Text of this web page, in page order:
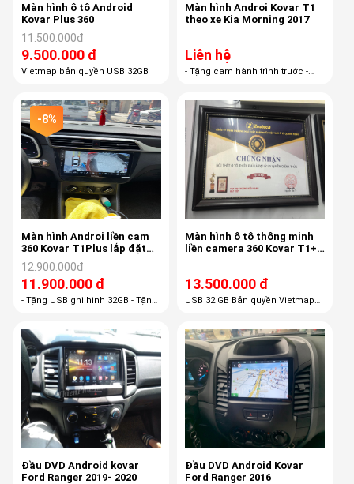
Màn hình ô tô Android
Kovar Plus 360
11.500.000đ
9.500.000 đ
Vietmap bản quyền USB 32GB
Màn hình Androi Kovar T1
theo xe Kia Morning 2017
Liên hệ
- Tặng cam hành trình trước -
-8%
Màn hình Androi liền cam
360 Kovar T1Plus lắp đặt
theo xe MGZS
12.900.000đ
11.900.000 đ
- Tặng USB ghi hình 32GB - Tặng
vị trí xe.
Màn hình ô tô thông minh
liền camera 360 Kovar T1+
13.500.000 đ
USB 32 GB Bản quyền Vietmap
/ ngày tốc độ cao
Đầu DVD Android kovar
Ford Ranger 2019- 2020
Đầu DVD Android Kovar
Ford Ranger 2016